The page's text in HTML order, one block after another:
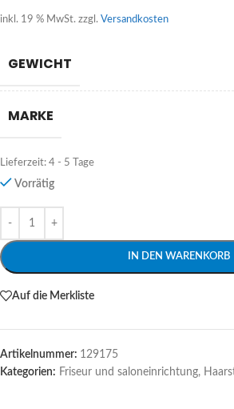
inkl. 19 % MwSt. zzgl. Versandkosten
GEWICHT
MARKE
Lieferzeit: 4 - 5 Tage
Vorrätig
IN DEN WARENKORB
Alternative:
Auf die Merkliste
Artikelnummer: 129175
Kategorien: Friseur und saloneinrichtung,